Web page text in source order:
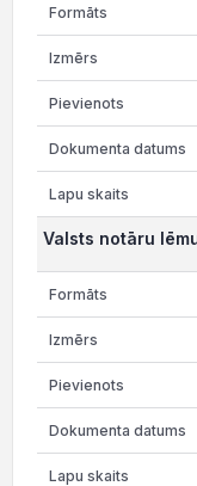
Valsts notāru